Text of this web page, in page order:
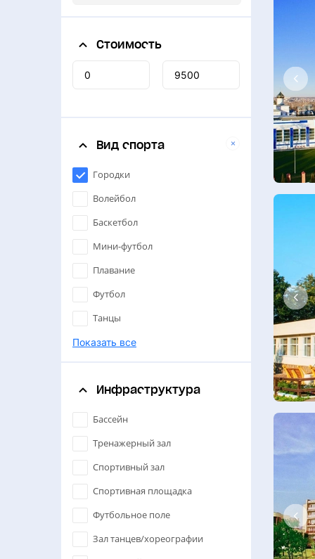
Стоимость
Вид спорта
Городки
Волейбол
Баскетбол
Мини-футбол
Плавание
Футбол
Танцы
Большой теннис
Спортивные танцы
Единоборства
Бадминтон
Художественная гимнастика
Дзюдо
Борьба
Йога
Показать все
Инфраструктура
Бассейн
Тренажерный зал
Спортивный зал
Спортивная площадка
Футбольное поле
Зал танцев/хореографии